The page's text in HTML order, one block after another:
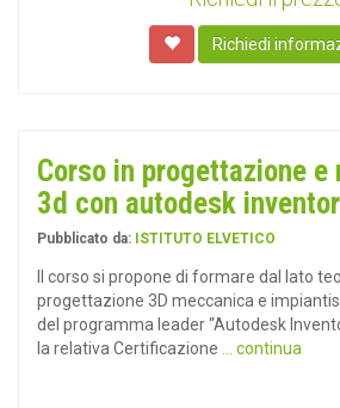
Richiedi
Corso in progettazione e
3d con autodesk inventor
Pubblicato da: ISTITUTO ELVETICO
Il corso si propone di formare dal lato
progettazione 3D meccanica e
del programma leader “Autodesk
la relativa Certificazione
... continua